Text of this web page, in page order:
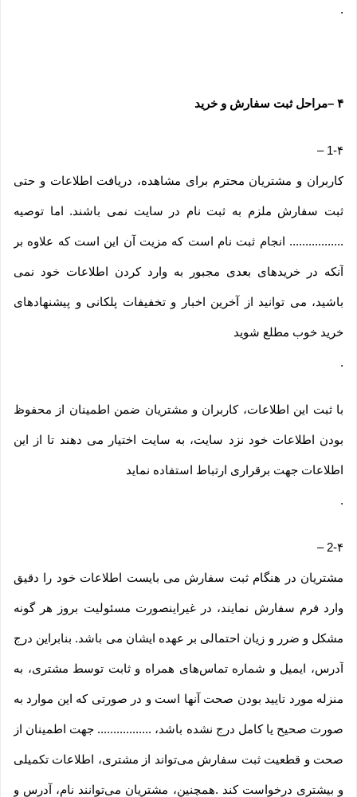
.
۴ –مراحل ثبت سفارش و خرید
1-۴ –
کاربران و مشتریان محترم برای مشاهده، دریافت اطلاعات و حتی
ثبت سفارش ملزم به ثبت نام در سایت نمی باشند. اما توصیه
................. انجام ثبت نام است که مزیت آن این است که علاوه بر
آنکه در خریدهای بعدی مجبور به وارد کردن اطلاعات خود نمی
باشید، می توانید از آخرین اخبار و تخفیفات پلکانی و پیشنهادهای
خرید خوب مطلع شوید
.
با ثبت این اطلاعات، کاربران و مشتریان ضمن اطمینان از محفوظ
بودن اطلاعات خود نزد سایت، به سایت اختیار می دهند تا از این
اطلاعات جهت برقراری ارتباط استفاده نماید
.
2-۴ –
مشتریان در هنگام ثبت سفارش می بایست اطلاعات خود را دقیق
وارد فرم سفارش نمایند، در غیراینصورت مسئولیت بروز هر گونه
مشکل و ضرر و زیان احتمالی بر عهده ایشان می باشد. بنابراین درج
آدرس، ایمیل و شماره تماس‌های همراه و ثابت توسط مشتری، به
منزله مورد تایید بودن صحت آنها است و در صورتی که این موارد به
صورت صحیح یا کامل درج نشده باشد، ................. جهت اطمینان از
صحت و قطعیت ثبت سفارش می‌تواند از مشتری، اطلاعات تکمیلی
و بیشتری درخواست کند .همچنین، مشتریان می‌توانند نام، آدرس و